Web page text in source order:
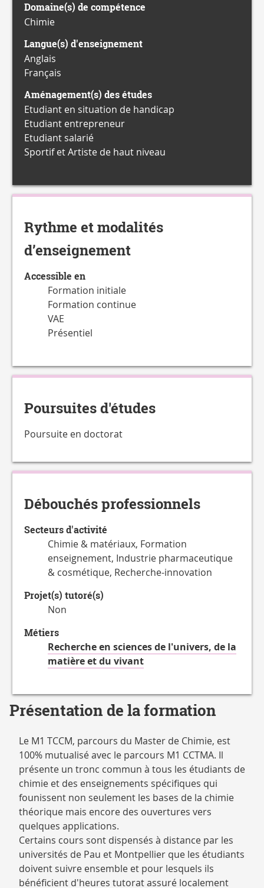
Domaine(s) de compétence
Chimie
Langue(s) d'enseignement
Anglais
Français
Aménagement(s) des études
Etudiant en situation de handicap
Etudiant entrepreneur
Etudiant salarié
Sportif et Artiste de haut niveau
Rythme et modalités
d’enseignement
Accessible en
Formation initiale
Formation continue
VAE
Présentiel
Poursuites d'études
Poursuite en doctorat
Débouchés professionnels
Secteurs d'activité
Chimie & matériaux, Formation
enseignement, Industrie pharmaceutique
& cosmétique, Recherche-innovation
Projet(s) tutoré(s)
Non
Métiers
Recherche en sciences de l'univers, de la
matière et du vivant
Présentation de la formation
Le M1 TCCM, parcours du Master de Chimie, est
100% mutualisé avec le parcours M1 CCTMA. Il
présente un tronc commun à tous les étudiants de
chimie et des enseignements spécifiques qui
founissent non seulement les bases de la chimie
théorique mais encore des ouvertures vers
quelques applications.
Certains cours sont dispensés à distance par les
universités de Pau et Montpellier que les étudiants
doivent suivre ensemble et pour lesquels ils
bénéficient d'heures tutorat assuré localement